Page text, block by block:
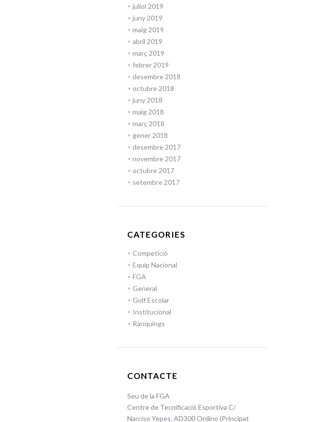
juliol 2019
juny 2019
maig 2019
abril 2019
març 2019
febrer 2019
desembre 2018
octubre 2018
juny 2018
maig 2018
març 2018
gener 2018
desembre 2017
novembre 2017
octubre 2017
setembre 2017
CATEGORIES
Competició
Equip Nacional
FGA
General
Golf Escolar
Institucional
Rànquings
CONTACTE
Seu de la FGA
Centre de Tecnificació Esportiva C/
Narciso Yepes. AD300 Ordino (Principat